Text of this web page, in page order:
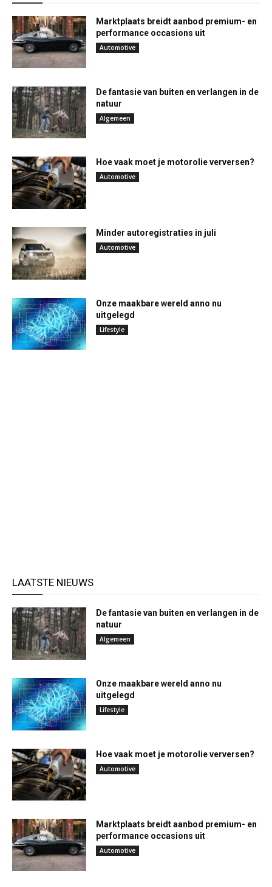
Marktplaats breidt aanbod premium- en
performance occasions uit
Automotive
De fantasie van buiten en verlangen in de
natuur
Algemeen
Hoe vaak moet je motorolie verversen?
Automotive
Minder autoregistraties in juli
Automotive
Onze maakbare wereld anno nu
uitgelegd
Lifestyle
LAATSTE NIEUWS
De fantasie van buiten en verlangen in de
natuur
Algemeen
Onze maakbare wereld anno nu
uitgelegd
Lifestyle
Hoe vaak moet je motorolie verversen?
Automotive
Marktplaats breidt aanbod premium- en
performance occasions uit
Automotive